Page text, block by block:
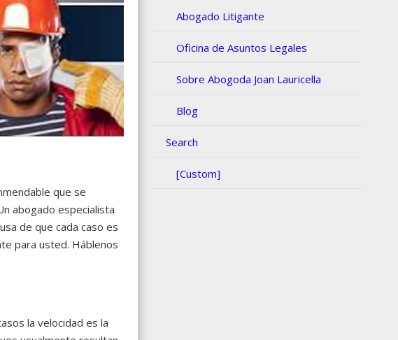
que se
abogado especialista
de que cada caso es
para usted. Háblenos
la velocidad es la
Abogado Litigante
Oficina de Asuntos Legales
Sobre Abogoda Joan Lauricella
Blog
Search
[Custom]